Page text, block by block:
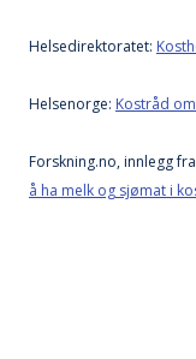
Helsedirektoratet:
Helsenorge: Kostråd
Forskning.no, innlegg
å ha melk og sjømat i